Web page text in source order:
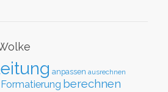
anpassen ausrechnen
berechnen